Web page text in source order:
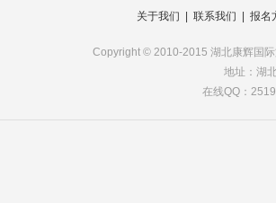
关于我们 联系我们 报名
Copyright © 2010-2015 湖北康辉国
地址：湖
在线QQ：